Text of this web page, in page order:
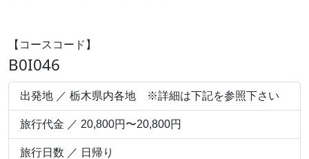
【コースコード】
B0I046
出発地 ／ 栃木県内各地 ※詳細は下記を参照下さい
旅行代金 ／ 20,800円〜20,800円
旅行日数 ／ 日帰り